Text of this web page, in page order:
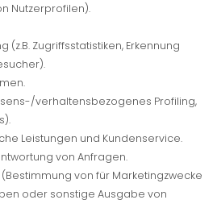
Nutzerprofilen).
(z.B. Zugriffsstatistiken, Erkennung
verhaltensbezogenes Profiling,
Leistungen und Kundenservice.
von Anfragen.
von für Marketingzwecke
oder sonstige Ausgabe von